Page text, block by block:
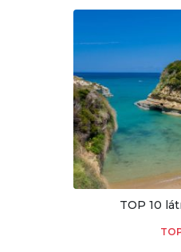
TOP 10